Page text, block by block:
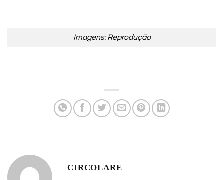
Imagens: Reprodução
CIRCOLARE